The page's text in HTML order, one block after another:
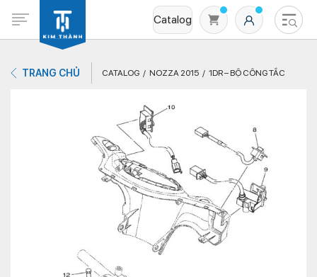
Catalog
Không có sản phẩm nào trong giỏ hàng
TRANG CHỦ CATALOG NOZZA 2015 1DR – BỘ CÔNG TẮC